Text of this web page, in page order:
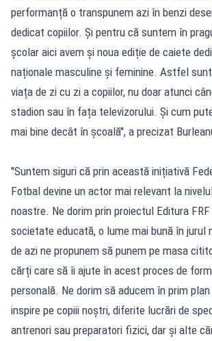
performanță o transpunem azi în benzi
dedicat copiilor. Și pentru că suntem în
școlar aici avem și noua ediție de caiete
naționale masculine și feminine. Astfel
viața de zi cu zi a copiilor, nu doar atunci
stadion sau în fața televizorului. Și cum
mai bine decât în școală'', a precizat
''Suntem siguri că prin această inițiativă
Fotbal devine un actor mai relevant la
noastre. Ne dorim prin proiectul Editura
societate educată, o lume mai bună în jurul
de azi ne propunem să punem pe masa
cărți care să îi ajute în acest proces de
personală. Ne dorim să aducem în prim
inspire pe copiii noștri, diferite lucrări de
antrenori sau preparatori fizici, dar și alte